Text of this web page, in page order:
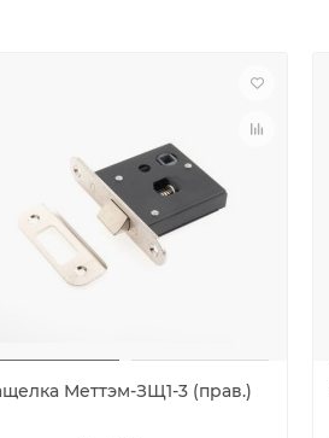
Меттэм-ЗЩ1-3 (прав.)